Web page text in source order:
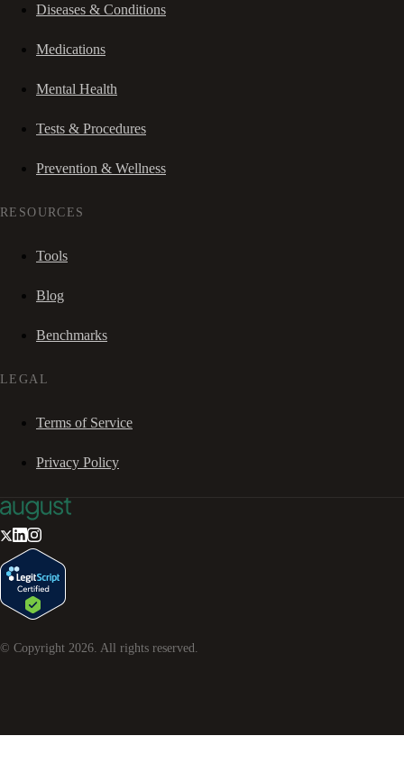
Diseases & Conditions
Medications
Mental Health
Tests & Procedures
Prevention & Wellness
RESOURCES
Tools
Blog
Benchmarks
LEGAL
Terms of Service
Privacy Policy
© Copyright 2026 . All rights reserved.